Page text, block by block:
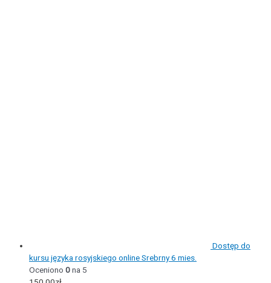
Dostęp do
kursu języka rosyjskiego online Srebrny 6 mies.
Oceniono 0na 5